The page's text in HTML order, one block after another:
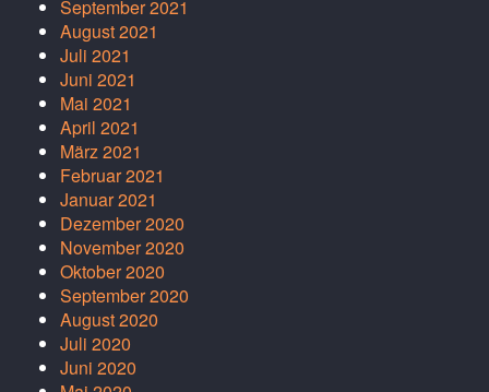
September 2021
August 2021
Juli 2021
Juni 2021
Mai 2021
April 2021
März 2021
Februar 2021
Januar 2021
Dezember 2020
November 2020
Oktober 2020
September 2020
August 2020
Juli 2020
Juni 2020